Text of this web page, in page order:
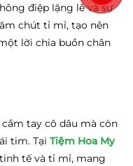
điệp lặng lẽ và sự
chút tỉ mỉ, tạo nên
lời chia buồn chân
tay cô dâu mà còn
tim. Tại Tiệm Hoa My
tế và tỉ mỉ, mang